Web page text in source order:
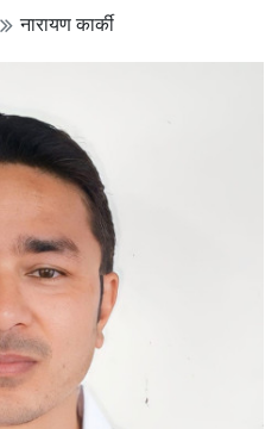
नारायण कार्की